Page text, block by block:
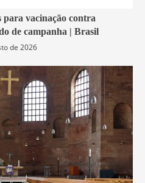
para vacinação contra
de campanha | Brasil
de 2026